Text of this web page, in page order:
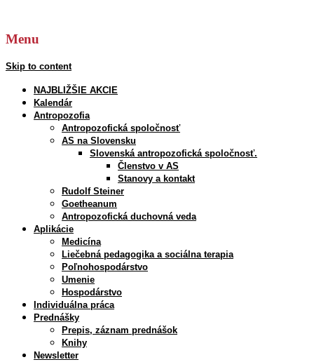
Menu
Skip to content
NAJBLIŽŠIE AKCIE
Kalendár
Antropozofia
Antropozofická spoločnosť
AS na Slovensku
Slovenská antropozofická spoločnosť.
Členstvo v AS
Stanovy a kontakt
Rudolf Steiner
Goetheanum
Antropozofická duchovná veda
Aplikácie
Medicína
Liečebná pedagogika a sociálna terapia
Poľnohospodárstvo
Umenie
Hospodárstvo
Individuálna práca
Prednášky
Prepis, záznam prednášok
Knihy
Newsletter